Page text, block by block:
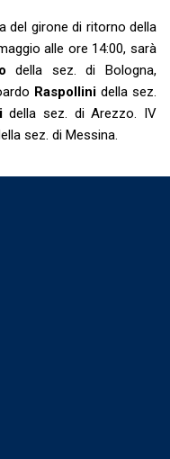
del girone di ritorno della
alle ore 14:00, sarà
della sez. di Bologna,
Raspollini della sez.
della sez. di Arezzo. IV
sez. di Messina.